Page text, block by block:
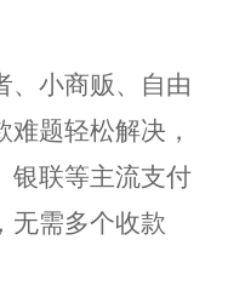
、小商贩、自由
题轻松解决，
银联等主流支付
无需多个收款